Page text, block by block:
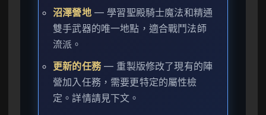
沼澤營地— 學習聖殿騎士魔法和精通
雙手武器的唯一地點，適合戰鬥法師
流派。
更新的任務— 重製版修改了現有的陣
營加入任務，需要更特定的屬性檢
定。詳情請見下文。